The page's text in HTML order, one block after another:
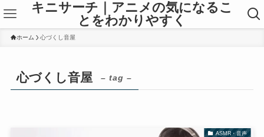
キニサーチ｜アニメの気になるこ
とをわかりやすく
ホーム 心づくし音屋
心づくし音屋 – tag –
ASMR・音声